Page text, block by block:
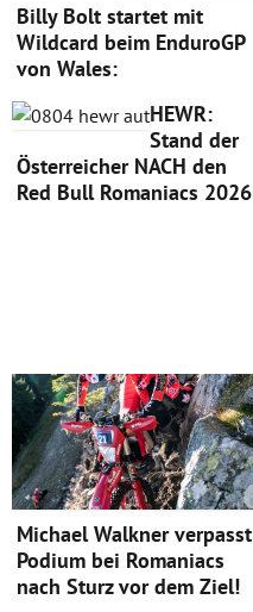
Billy Bolt startet mit
Wildcard beim EnduroGP
von Wales:
HEWR:
Stand der
Österreicher NACH den
Red Bull Romaniacs 2026
Michael Walkner verpasst
Podium bei Romaniacs
nach Sturz vor dem Ziel!